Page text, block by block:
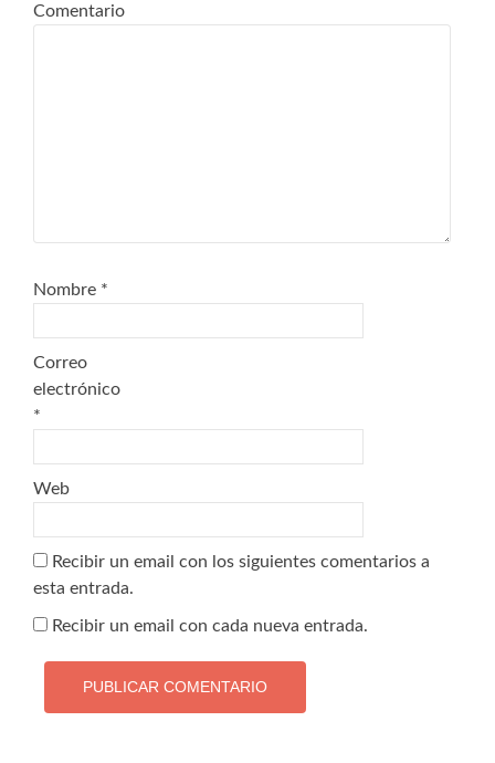
Comentario
Nombre *
Correo
electrónico
*
Web
Recibir un email con los siguientes comentarios a
esta entrada.
Recibir un email con cada nueva entrada.